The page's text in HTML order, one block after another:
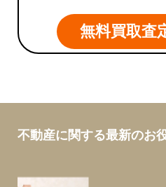
無料買取査
不動産に関する最新のお